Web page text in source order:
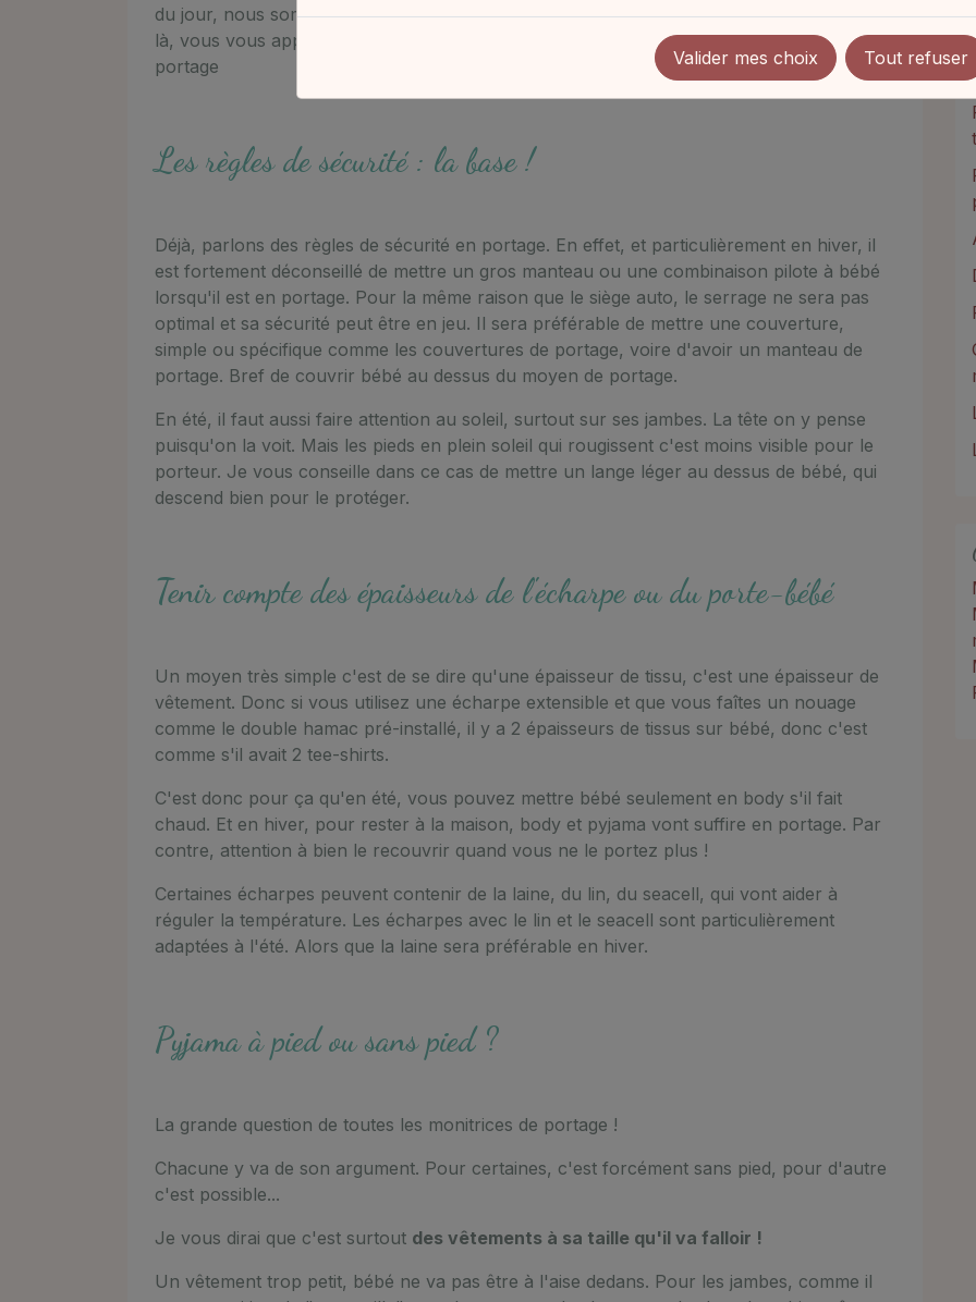
du jour, nous sommes plus préoccupé par les aspects techniques. Mais quand bébé est
là, vous vous appercevez que cela peut vite devenir un casse-tête d'habiller bébé en
portage
Les règles de sécurité : la base !
Déjà, parlons des règles de sécurité en portage. En effet, et particulièrement en hiver, il
est fortement déconseillé de mettre un gros manteau ou une combinaison pilote à bébé
lorsqu'il est en portage. Pour la même raison que le siège auto, le serrage ne sera pas
optimal et sa sécurité peut être en jeu. Il sera préférable de mettre une couverture,
simple ou spécifique comme les couvertures de portage, voire d'avoir un manteau de
portage. Bref de couvrir bébé au dessus du moyen de portage.
En été, il faut aussi faire attention au soleil, surtout sur ses jambes. La tête on y pense
puisqu'on la voit. Mais les pieds en plein soleil qui rougissent c'est moins visible pour le
porteur. Je vous conseille dans ce cas de mettre un lange léger au dessus de bébé, qui
descend bien pour le protéger.
Tenir compte des épaisseurs de l'écharpe ou du porte-bébé
Un moyen très simple c'est de se dire qu'une épaisseur de tissu, c'est une épaisseur de
vêtement. Donc si vous utilisez une écharpe extensible et que vous faîtes un nouage
comme le double hamac pré-installé, il y a 2 épaisseurs de tissus sur bébé, donc c'est
comme s'il avait 2 tee-shirts.
C'est donc pour ça qu'en été, vous pouvez mettre bébé seulement en body s'il fait
chaud. Et en hiver, pour rester à la maison, body et pyjama vont suffire en portage. Par
contre, attention à bien le recouvrir quand vous ne le portez plus !
Certaines écharpes peuvent contenir de la laine, du lin, du seacell, qui vont aider à
réguler la température. Les écharpes avec le lin et le seacell sont particulièrement
adaptées à l'été. Alors que la laine sera préférable en hiver.
Pyjama à pied ou sans pied ?
La grande question de toutes les monitrices de portage !
Chacune y va de son argument. Pour certaines, c'est forcément sans pied, pour d'autre
c'est possible...
Je vous dirai que c'est surtout des vêtements à sa taille qu'il va falloir !
Un vêtement trop petit, bébé ne va pas être à l'aise dedans. Pour les jambes, comme il
Valider mes choix Tout refuser